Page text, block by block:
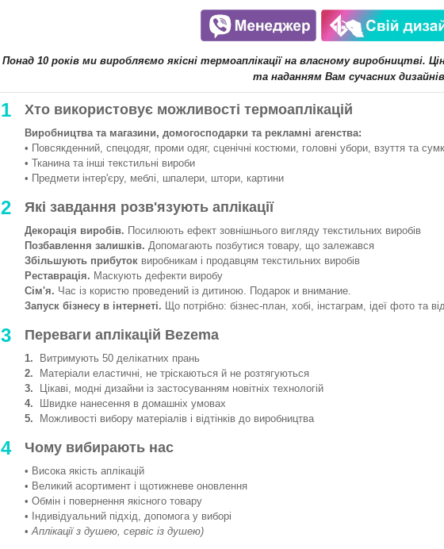
Понад 10 років ми виробляємо якісні термоаплікації на власному виробництві.
та наданням Вам сучасних
1 Хто використовує можливості термоаплікацій
Виробництва та магазини, домогосподарки та рекламні агенства:
• Повсякденний, спецодяг, проми одяг, сценічні костюми, головні убори, взуття та
• Тканина та інші текстильні вироби
• Предмети інтер'єру, меблі, шпалери, штори, картини
2 Які завдання розв'язують аплікації
Декорація виробів. Посилюють ефект зовнішнього вигляду текстильних виробів
Позбавлення залишків. Допомагають позбутися товару, що залежався
Збільшують прибуток виробникам і продавцям текстильних виробів
Реставрація. Маскують дефекти виробу
Сім'я. Час із користю проведений із дитиною. Подарок и внимание.
Запуск бізнесу в інтернеті. Що потрібно: бізнес-план, хобі, інстаграм, ідеї фото та
3 Переваги аплікацій Bezema
1. Витримують 50 делікатних прань
2. Матеріали еластичні, не тріскаються й не розтягуються
3. Цікаві, модні дизайни із застосуванням новітніх технологій
4. Швидке нанесення в домашніх умовах
5. Можливості вибору матеріалів і відтінків до виробництва
4 Чому вибирають нас
• Висока якість аплікацій
• Великий асортимент і щотижневе оновлення
• Обмін і повернення якісного товару
• Індивідуальний підхід, допомога у виборі
•Аплікації з душею, сервіс із душею)